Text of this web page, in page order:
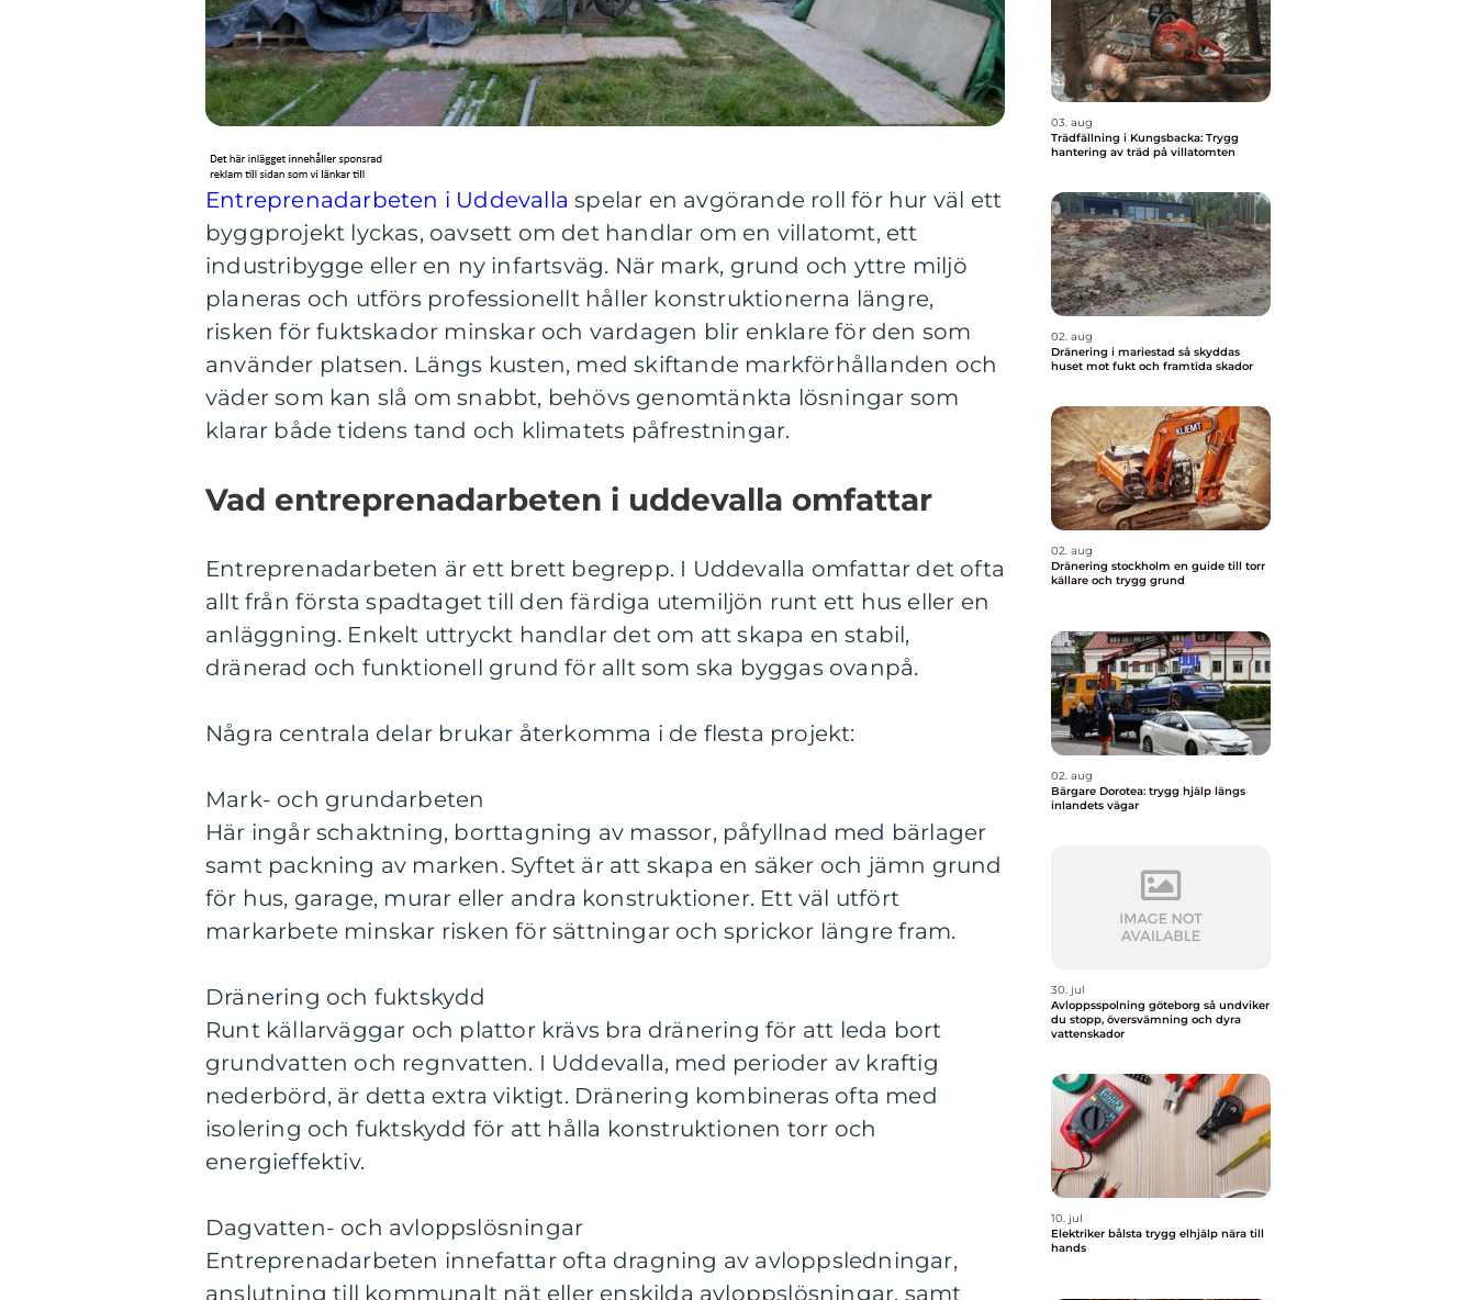
Entreprenadarbeten i Uddevalla spelar en avgörande roll för hur väl ett
byggprojekt lyckas, oavsett om det handlar om en villatomt, ett
industribygge eller en ny infartsväg. När mark, grund och yttre miljö
planeras och utförs professionellt håller konstruktionerna längre,
risken för fuktskador minskar och vardagen blir enklare för den som
använder platsen. Längs kusten, med skiftande markförhållanden och
väder som kan slå om snabbt, behövs genomtänkta lösningar som
klarar både tidens tand och klimatets påfrestningar.
Vad entreprenadarbeten i uddevalla omfattar
Entreprenadarbeten är ett brett begrepp. I Uddevalla omfattar det ofta
allt från första spadtaget till den färdiga utemiljön runt ett hus eller en
anläggning. Enkelt uttryckt handlar det om att skapa en stabil,
dränerad och funktionell grund för allt som ska byggas ovanpå.
Några centrala delar brukar återkomma i de flesta projekt:
Mark- och grundarbeten
Här ingår schaktning, borttagning av massor, påfyllnad med bärlager
samt packning av marken. Syftet är att skapa en säker och jämn grund
för hus, garage, murar eller andra konstruktioner. Ett väl utfört
markarbete minskar risken för sättningar och sprickor längre fram.
Dränering och fuktskydd
Runt källarväggar och plattor krävs bra dränering för att leda bort
grundvatten och regnvatten. I Uddevalla, med perioder av kraftig
nederbörd, är detta extra viktigt. Dränering kombineras ofta med
isolering och fuktskydd för att hålla konstruktionen torr och
energieffektiv.
Dagvatten- och avloppslösningar
Entreprenadarbeten innefattar ofta dragning av avloppsledningar,
anslutning till kommunalt nät eller enskilda avloppslösningar, samt
03. aug
Trädfällning i Kungsbacka: Trygg
hantering av träd på villatomten
02. aug
Dränering i mariestad så skyddas
huset mot fukt och framtida skador
02. aug
Dränering stockholm en guide till torr
källare och trygg grund
02. aug
Bärgare Dorotea: trygg hjälp längs
inlandets vägar
30. jul
Avloppsspolning göteborg så undviker
du stopp, översvämning och dyra
vattenskador
10. jul
Elektriker bålsta trygg elhjälp nära till
hands